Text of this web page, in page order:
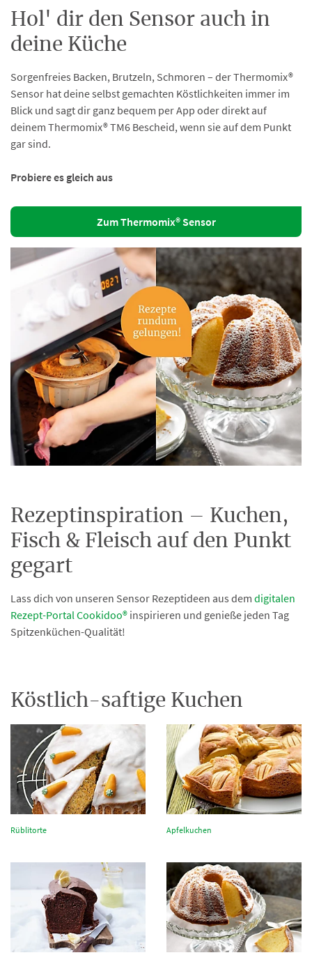
Hol' dir den Sensor auch in
deine Küche
Sorgenfreies Backen, Brutzeln, Schmoren – der Thermomix®
Sensor hat deine selbst gemachten Köstlichkeiten immer im
Blick und sagt dir ganz bequem per App oder direkt auf
deinem Thermomix® TM6 Bescheid, wenn sie auf dem Punkt
gar sind.
Probiere es gleich aus
Zum Thermomix® Sensor
Rezeptinspiration – Kuchen,
Fisch & Fleisch auf den Punkt
gegart
Lass dich von unseren Sensor Rezeptideen aus dem digitalen
Rezept-Portal Cookidoo® inspirieren und genieße jeden Tag
Spitzenküchen-Qualität!
Köstlich-saftige Kuchen
Rüblitorte Apfelkuchen